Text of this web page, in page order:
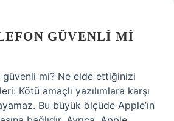
GÜVENLI MI
güvenli mi? Ne elde ettiğinizi
Kötü amaçlı yazılımlara karşı
Bu büyük ölçüde Apple’ın